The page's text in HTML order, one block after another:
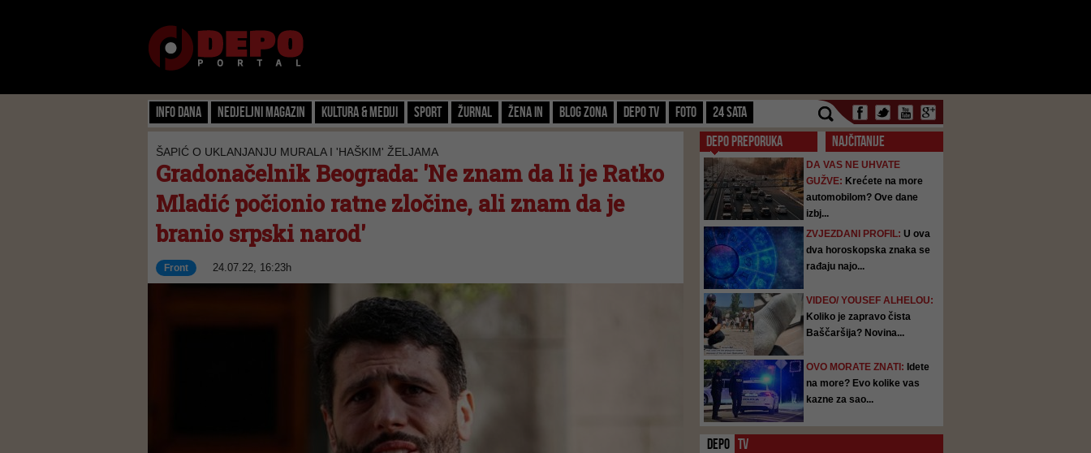
Info dana Nedjeljni magazin Kultura & Mediji Sport Žurnal Žena IN Blog zona Depo TV FOTO 24 SATA
ŠAPIĆ O UKLANJANJU MURALA I 'HAŠKIM' ŽELJAMA
Gradonačelnik Beograda: 'Ne znam da li je Ratko
Mladić počionio ratne zločine, ali znam da je
branio srpski narod'
Front 24.07.22, 16:23h
DEPO PREPORUKA NAJČITANIJE
DA VAS NE UHVATE
GUŽVE: Krećete na more
automobilom? Ove dane
izbj...
ZVJEZDANI PROFIL: U ova
dva horoskopska znaka se
rađaju najo...
VIDEO/ YOUSEF ALHELOU:
Koliko je zapravo čista
Baščaršija? Novina...
OVO MORATE ZNATI: Idete
na more? Evo kolike vas
kazne za sao...
DEPO TV